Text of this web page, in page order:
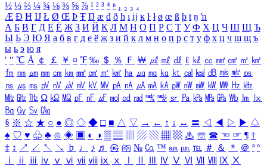
½ ⅓ ⅔ ¼ ¾ ⅛ ⅜ ⅝ ⅞ ¹ ² ³ ⁴ ⁿ ₁ ₂ ₃ ₄
Æ Ð Ħ Ĳ Ł Ø Œ Þ Ŧ Ŋ æ đ ð ħ ı ĳ ĸ ŀ ł ø œ ß þ ŧ ŋ ŉ
А Б В Г Д Е Ё Ж З И Й К Л М Н О П Р С Т У Ф Х Ц Ч Ш Щ Ъ
Ы Ь Э Ю Я а б в г д е ё ж з и й к л м н о п р с т у ф х ц ч ш щ ъ
ы ь э ю я
′ ″ ℃ Å ￠ ￡ ￥ ¤ ℉ ‰ ＄ ％ Ｆ ￦ ㎕ ㎖ ㎗ ℓ ㎘ ㏄ ㎣ ㎤ ㎥ ㎦
㎙ ㎚ ㎛ ㎜ ㎝ ㎞ ㎟ ㎠ ㎡ ㎢ ㏊ ㎍ ㎎ ㎏ ㏏ ㎈ ㎉ ㏈ ㎧ ㎨ ㎰
㎱ ㎲ ㎳ ㎴ ㎵ ㎶ ㎷ ㎸ ㎹ ㎀ ㎁ ㎂ ㎃ ㎄ ㎺ ㎻ ㎽ ㎾ ㎿ ㎐ ㎑
㎒ ㎓ ㎔ Ω ㏀ ㏁ ㎊ ㎋ ㎌ ㏖ ㏅ ㎭ ㎮ ㎯ ㏛ ㎩ ㎪ ㎫ ㎬ ㏝ ㏐
㏓
㏃ ㏉ ㏜ ㏆
§ ※ ☆ ★ ○ ● ◎ ◇ ◆ □ ■ △ ▽ → ← ↑ ↓ ↔ 〓 ◁ ◀ ▷ ▶ ♤
♠ ♡ ♥ ♧ ♣ ⊙ ◈ ▣ ◐ ◑ ▒ ▤ ▨ ▧ ▦ ▩ ♨ ☏ ☎ ☜ ☞ ¶ †
‡ ↕ ↗ ↙ ↖ ↘ ♭ ♩ ♪ ♬ ㉿ ㈜ № ㏇ ™ ㏂ ㏘ ℡ ＃ ＆ ＊ ＠ ª º
ⅰ
ⅱ ⅲ ⅳ ⅴ ⅵ ⅶ ⅷ ⅸ ⅹ Ⅳ Ⅴ Ⅵ Ⅶ Ⅷ Ⅸ Ⅹ